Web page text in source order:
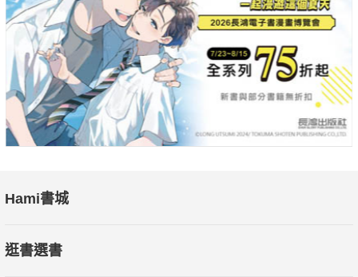
Hami書城
逛書選書